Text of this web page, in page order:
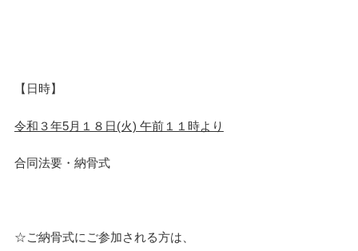
【日時】
令和３年5月１８日(火) 午前１１時より
合同法要・納骨式
☆ご納骨式にご参加される方は、